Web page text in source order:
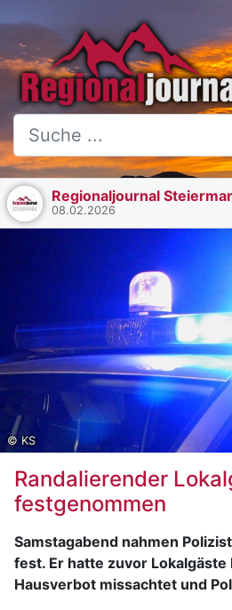
Regionaljournal
08.02.2026
© KS
Randalierender
festgenommen
Samstagabend nahmen
fest. Er hatte zuvor Lokalgäste
Hausverbot missachtet und